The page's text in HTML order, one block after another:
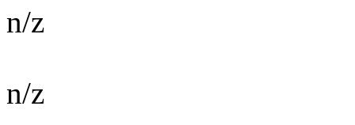
n/z
n/z